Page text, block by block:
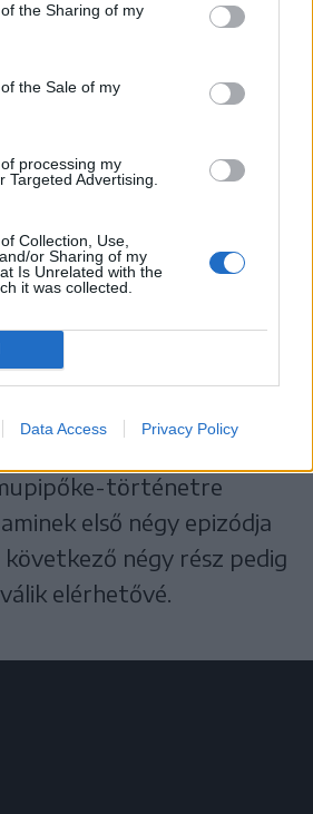
the Sharing of my
the Sale of my
processing my
Targeted Advertising.
Collection, Use,
or Sharing of my
Is Unrelated with the
it was collected.
Data Access Privacy Policy
negyedik évad
29.)
habos-babos fiktív
2026-ban sem,
évadával folytatódik a
Colin és Penelope
Benedictét meséli el. Az
történetre
első négy epizódja
következő négy rész pedig
elérhetővé.